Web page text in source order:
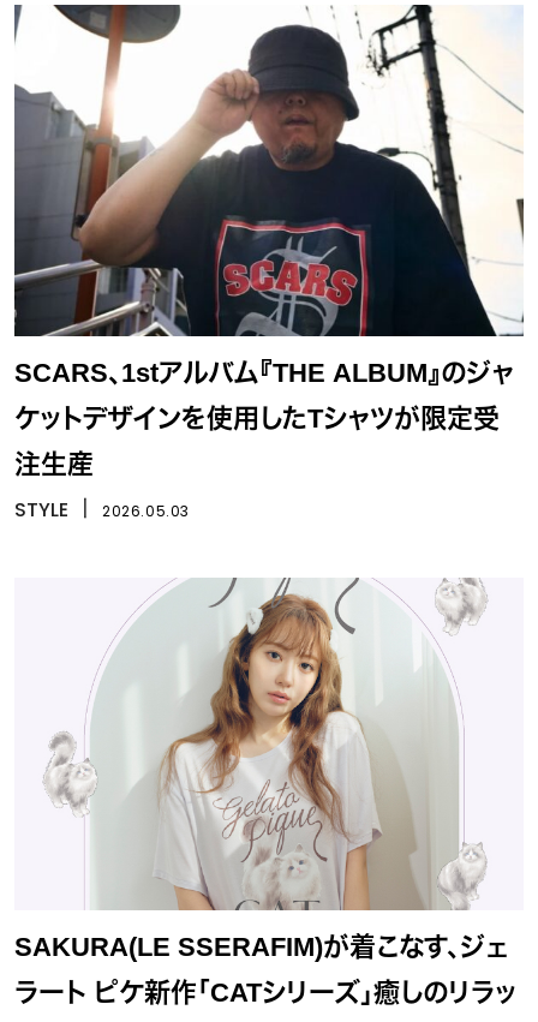
SCARS、1stアルバム『THE ALBUM』のジャ
ケットデザインを使用したTシャツが限定受
注生産
STYLE 2026.05.03
SAKURA(LE SSERAFIM)が着こなす、ジェ
ラート ピケ新作「CATシリーズ」癒しのリラッ